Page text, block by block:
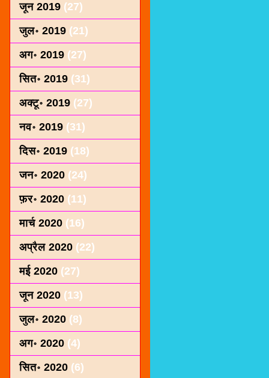
जून 2019 (27)
जुल॰ 2019 (21)
अग॰ 2019 (27)
सित॰ 2019 (31)
अक्टू॰ 2019 (27)
नव॰ 2019 (31)
दिस॰ 2019 (18)
जन॰ 2020 (24)
फ़र॰ 2020 (11)
मार्च 2020 (16)
अप्रैल 2020 (22)
मई 2020 (27)
जून 2020 (13)
जुल॰ 2020 (8)
अग॰ 2020 (4)
सित॰ 2020 (6)